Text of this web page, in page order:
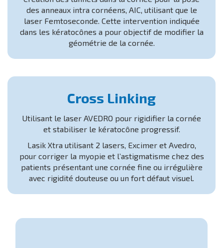
des anneaux intra cornéens, AIC, utilisant que le
laser Femtoseconde. Cette intervention indiquée
dans les kératocônes a pour objectif de modifier la
géométrie de la cornée.
Cross Linking
Utilisant le laser AVEDRO pour rigidifier la cornée
et stabiliser le kératocône progressif.
Lasik Xtra utilisant 2 lasers, Excimer et Avedro,
pour corriger la myopie et l’astigmatisme chez des
patients présentant une cornée fine ou irrégulière
avec rigidité douteuse ou un fort défaut visuel.